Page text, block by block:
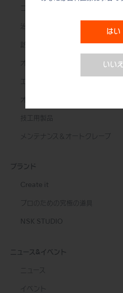
はい
いいえ
コントラアングル
治療用モーター
訪問診療用機器
オーラルハイジーン
オーラルサージェリー
技工用製品
メンテナンス＆オートクレーブ
ブランド
Create it
プロのための究極の道具
NSK STUDIO
ニュース&イベント
ニュース
イベント